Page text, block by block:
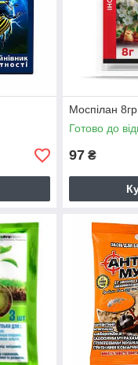
Моспілан 8гр
Готово до
97 ₴